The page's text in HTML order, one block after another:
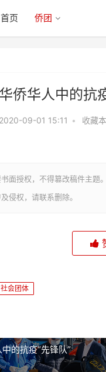
首页 侨团
侨华人中的抗
2020-09-01 15:11 • 收藏
面授权，不得篡改稿件主题
侵权，请联系删除。
社会团体
的抗疫“先锋队”